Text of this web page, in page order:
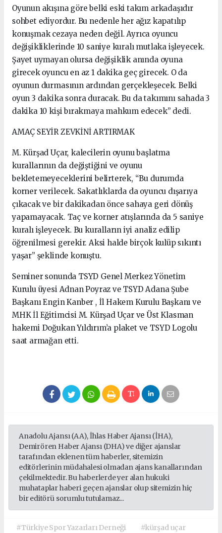
Oyunun akışına göre belki eski takım arkadaşıdır
sohbet ediyordur. Bu nedenle her ağız kapatılıp
konuşmak cezaya neden değil. Ayrıca oyuncu
değişikliklerinde 10 saniye kuralı mutlaka işleyecek.
Şayet uymayan olursa değişiklik anında oyuna
girecek oyuncu en az 1 dakika geç girecek. O da
oyunun durmasının ardından gerçekleşecek. Belki
oyun 3 dakika sonra duracak. Bu da takımını sahada 3
dakika 10 kişi bırakmaya mahkum edecek” dedi.
AMAÇ SEYİR ZEVKİNİ ARTIRMAK
M. Kürşad Uçar, kalecilerin oyunu başlatma
kurallarının da değiştiğini ve oyunu
bekletemeyeceklerini belirterek, “Bu durumda
korner verilecek. Sakatlıklarda da oyuncu dışarıya
çıkacak ve bir dakikadan önce sahaya geri dönüş
yapamayacak. Taç ve korner atışlarında da 5 saniye
kuralı işleyecek. Bu kuralların iyi analiz edilip
öğrenilmesi gerekir. Aksi halde birçok kulüp sıkıntı
yaşar” şeklinde konuştu.
Seminer sonunda TSYD Genel Merkez Yönetim
Kurulu üyesi Adnan Poyraz ve TSYD Adana Şube
Başkanı Engin Kanber , İl Hakem Kurulu Başkanı ve
MHK İl Eğitimcisi M. Kürşad Uçar ve Üst Klasman
hakemi Doğukan Yıldırım’a plaket ve TSYD Logolu
saat armağan etti.
Anadolu Ajansı (AA), İhlas Haber Ajansı (İHA),
Demirören Haber Ajansı (DHA) ve diğer ajanslar
tarafından eklenen tüm haberler, sitemizin
editörlerinin müdahalesi olmadan ajans kanallarından
çekilmektedir. Bu haberlerde yer alan hukuki
muhataplar haberi geçen ajanslar olup sitemizin hiç
bir editörü sorumlu tutulamaz...
#Türkiye Spor Yazarları Derneği
#kürşad uçar